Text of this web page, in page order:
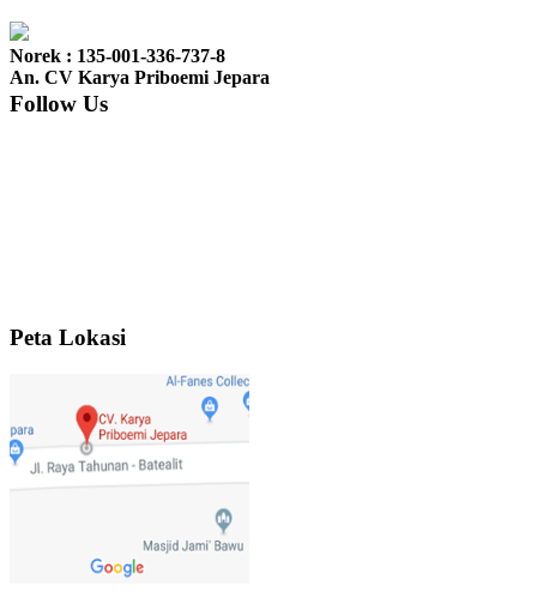
Ibu Vina, Bogor:Meja belajar cocok Pak, bagus dan kayu jati tua
seperti yang saya punya di rumah...
Ibu Meidy, Jakarta:
Paakkkk Tempat tidurnya dah sampeeee Keren
dehh Tolong buatin meja makan bulat persis sama foto y...
Pak Mail kursi kantornya sudah sampai,
saya mengucapkan banyak terima kasih....
Norek : 135-001-336-737-8
An. CV Karya Priboemi Jepara
Follow Us
Peta Lokasi